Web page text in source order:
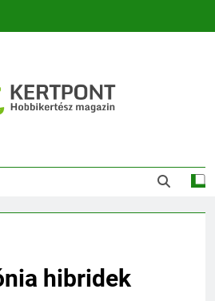
Kertészeti
Magazin |
És
hibridek